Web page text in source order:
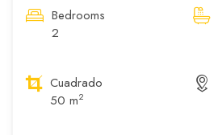
WhatsApp
Bedrooms
2
Cuadrado
50 m2